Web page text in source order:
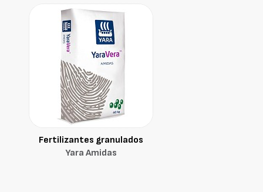
Fertilizantes granulados
Yara Amidas